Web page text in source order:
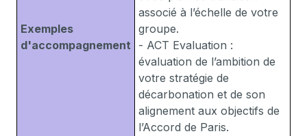
Exemples
d'accompagnement
associé à l’échelle de votre
groupe.
- ACT Evaluation :
évaluation de l’ambition de
votre stratégie de
décarbonation et de son
alignement aux objectifs de
l’Accord de Paris.